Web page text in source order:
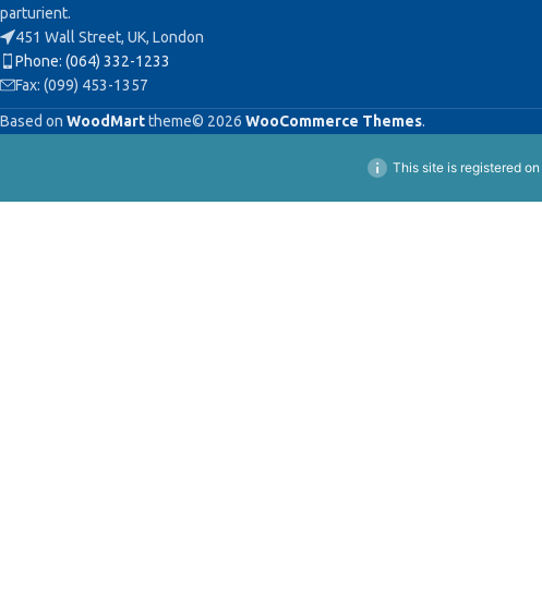
parturient.
451 Wall Street, UK, London
Phone: (064) 332-1233
Fax: (099) 453-1357
Based on WoodMarttheme© 2026 WooCommerce Themes.
This site is registered on